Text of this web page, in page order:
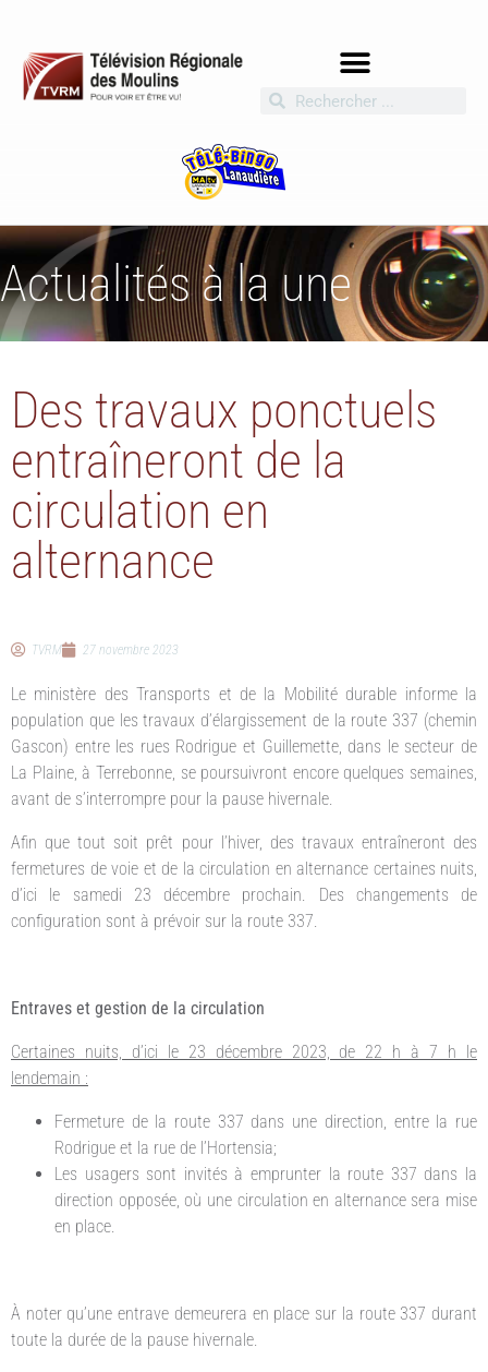
Actualités à la une
Des travaux ponctuels
entraîneront de la
circulation en
alternance
TVRM 27 novembre 2023
Le ministère des Transports et de la Mobilité durable informe la
population que les travaux d’élargissement de la route 337 (chemin
Gascon) entre les rues Rodrigue et Guillemette, dans le secteur de
La Plaine, à Terrebonne, se poursuivront encore quelques semaines,
avant de s’interrompre pour la pause hivernale.
Afin que tout soit prêt pour l’hiver, des travaux entraîneront des
fermetures de voie et de la circulation en alternance certaines nuits,
d’ici le samedi 23 décembre prochain. Des changements de
configuration sont à prévoir sur la route 337.
Entraves et gestion de la circulation
Certaines nuits, d’ici le 23 décembre 2023, de 22 h à 7 h le
lendemain :
Fermeture de la route 337 dans une direction, entre la rue
Rodrigue et la rue de l’Hortensia;
Les usagers sont invités à emprunter la route 337 dans la
direction opposée, où une circulation en alternance sera mise
en place.
À noter qu’une entrave demeurera en place sur la route 337 durant
toute la durée de la pause hivernale.